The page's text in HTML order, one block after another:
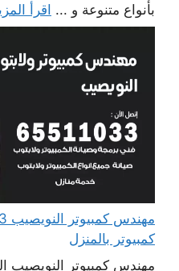
بأنواع متنوعة و ... اقرأ
كمبيوتر بالمنزل
مهندس كمبيوتر النويصيب